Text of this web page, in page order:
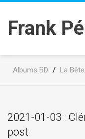
Frank Pé
Albums BD / La Bête
2021-01-03 :
post